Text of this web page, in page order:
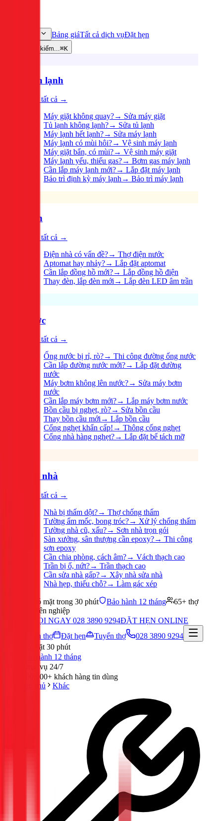
Bảng giáTất cả dịch vụĐặt hẹn
Tìm kiếm...⌘K
Điện lạnh
Xem tất cả →
Máy giặt không quay?→ Sửa máy giặt
Tủ lạnh không lạnh?→ Sửa tủ lạnh
Máy lạnh hết lạnh?→ Sửa máy lạnh
Máy lạnh có mùi hôi?→ Vệ sinh máy lạnh
Máy giặt bẩn, có mùi?→ Vệ sinh máy giặt
Máy lạnh yếu, thiếu gas?→ Bơm gas máy lạnh
Cần lắp máy lạnh mới?→ Lắp đặt máy lạnh
Bảo trì định kỳ máy lạnh→ Bảo trì máy lạnh
Điện
Xem tất cả →
Điện nhà có vấn đề?→ Thợ điện nước
Aptomat hay nhảy?→ Lắp đặt aptomat
Cần lắp đồng hồ mới?→ Lắp đồng hồ điện
Thay đèn, lắp đèn mới → Lắp đèn LED âm trần
Nước
Xem tất cả →
Ống nước bị rỉ, rò?→ Thi công đường ống nước
Cần lắp đường nước mới?→ Lắp đặt đường
nước
Máy bơm không lên nước?→ Sửa máy bơm
nước
Cần lắp máy bơm mới?→ Lắp máy bơm nước
Bồn cầu bị nghẹt, rò?→ Sửa bồn cầu
Thay bồn cầu mới → Lắp bồn cầu
Cống nghẹt khẩn cấp! → Thông cống nghẹt
Cống nhà hàng nghẹt?→ Lắp đặt bể tách mỡ
Sửa nhà
Xem tất cả →
Nhà bị thấm dột?→ Thợ chống thấm
Tường ẩm mốc, bong tróc?→ Xử lý chống thấm
Tường nhà cũ, xấu?→ Sơn nhà trọn gói
Sàn xưởng, sân thượng cần epoxy?→ Thi công
sơn epoxy
Cần chia phòng, cách âm?→ Vách thạch cao
Trần bị ố, nứt?→ Trần thạch cao
Cần sửa nhà gấp?→ Xây nhà sửa nhà
Nhà hẹp, thiếu chỗ?→ Làm gác xép
Có mặt trong 30 phút Bảo hành 12 tháng
65+ thợ
chuyên nghiệp
GỌI NGAY 028 3890 9294ĐẶT HẸN ONLINE
Tuyển thợ
Đặt hẹn Tuyển thợ
028 3890 9294
Có mặt 30 phút
Bảo hành 12 tháng
Phục vụ 24/7
300,000+ khách hàng tin dùng
Trang chủ
Khác